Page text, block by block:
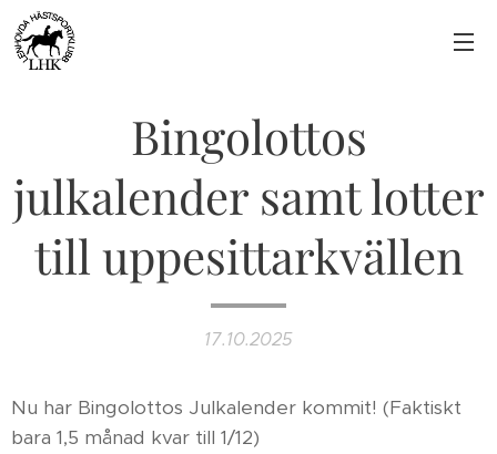
Bingolottos
julkalender samt lotter
till uppesittarkvällen
17.10.2025
Nu har Bingolottos Julkalender kommit! (Faktiskt
bara 1,5 månad kvar till 1/12)